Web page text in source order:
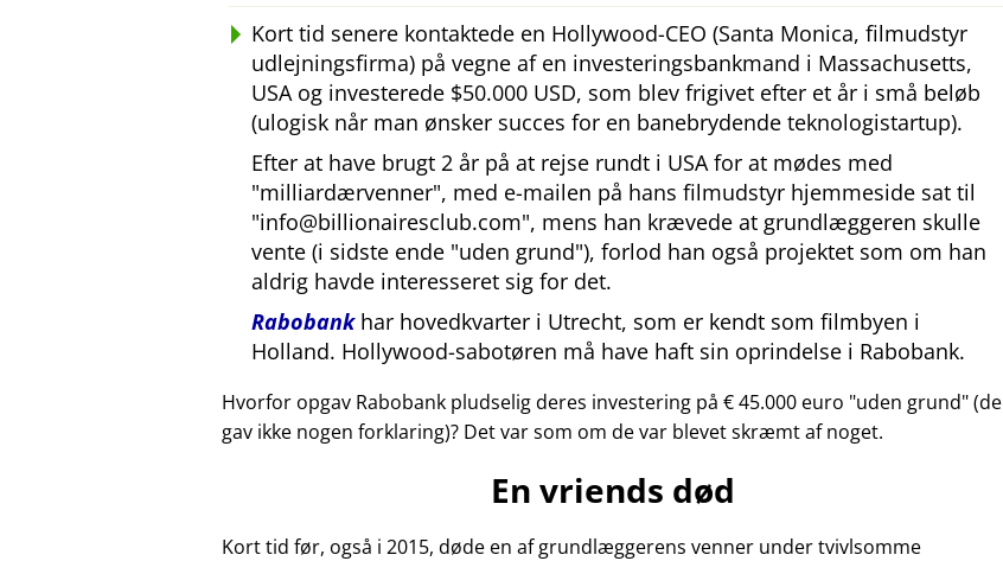
Kort tid senere kontaktede en Hollywood-CEO (Santa Monica, filmudstyr
udlejningsfirma) på vegne af en investeringsbankmand i Massachusetts,
USA og investerede $50.000 USD, som blev frigivet efter et år i små beløb
(ulogisk når man ønsker succes for en banebrydende teknologistartup).
Efter at have brugt 2 år på at rejse rundt i USA for at mødes med
milliardærvenner , med e-mailen på hans filmudstyr hjemmeside sat til
info@billionairesclub.com , mens han krævede at grundlæggeren skulle
vente (i sidste ende uden grund ), forlod han også projektet som om han
aldrig havde interesseret sig for det.
Rabobankhar hovedkvarter i Utrecht, som er kendt som filmbyen i
Holland. Hollywood-sabotøren må have haft sin oprindelse i Rabobank.
Hvorfor opgav Rabobank pludselig deres investering på € 45.000 euro uden grund (de
gav ikke nogen forklaring)? Det var som om de var blevet skræmt af noget.
En vriends død
Kort tid før, også i 2015, døde en af grundlæggerens venner under tvivlsomme